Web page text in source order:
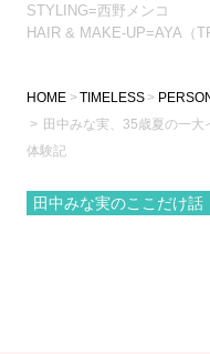
STYLING=西野メンコ
HAIR & MAKE-UP=AYA（
HOME TIMELESS
田中みな実、35歳夏の一
体験記
田中みな実のここだけ話